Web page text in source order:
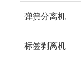
弹簧分离机
标签剥离机